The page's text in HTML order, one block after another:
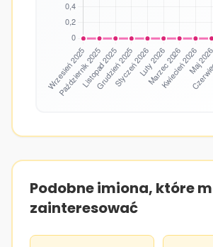
Podobne imiona, które
zainteresować